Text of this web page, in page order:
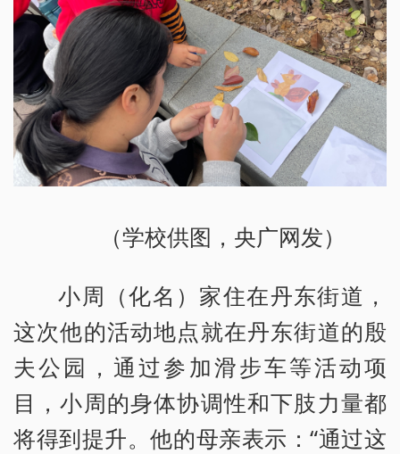
（学校供图，央广网发）
小周（化名）家住在丹东街道，
这次他的活动地点就在丹东街道的殷
夫公园，通过参加滑步车等活动项
目，小周的身体协调性和下肢力量都
将得到提升。他的母亲表示：“通过这